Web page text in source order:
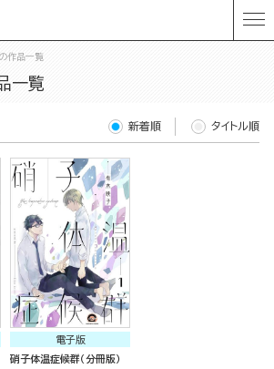
の作品一覧
一覧
新着順 タイトル順
電子版
硝子体温症候群（分冊版）